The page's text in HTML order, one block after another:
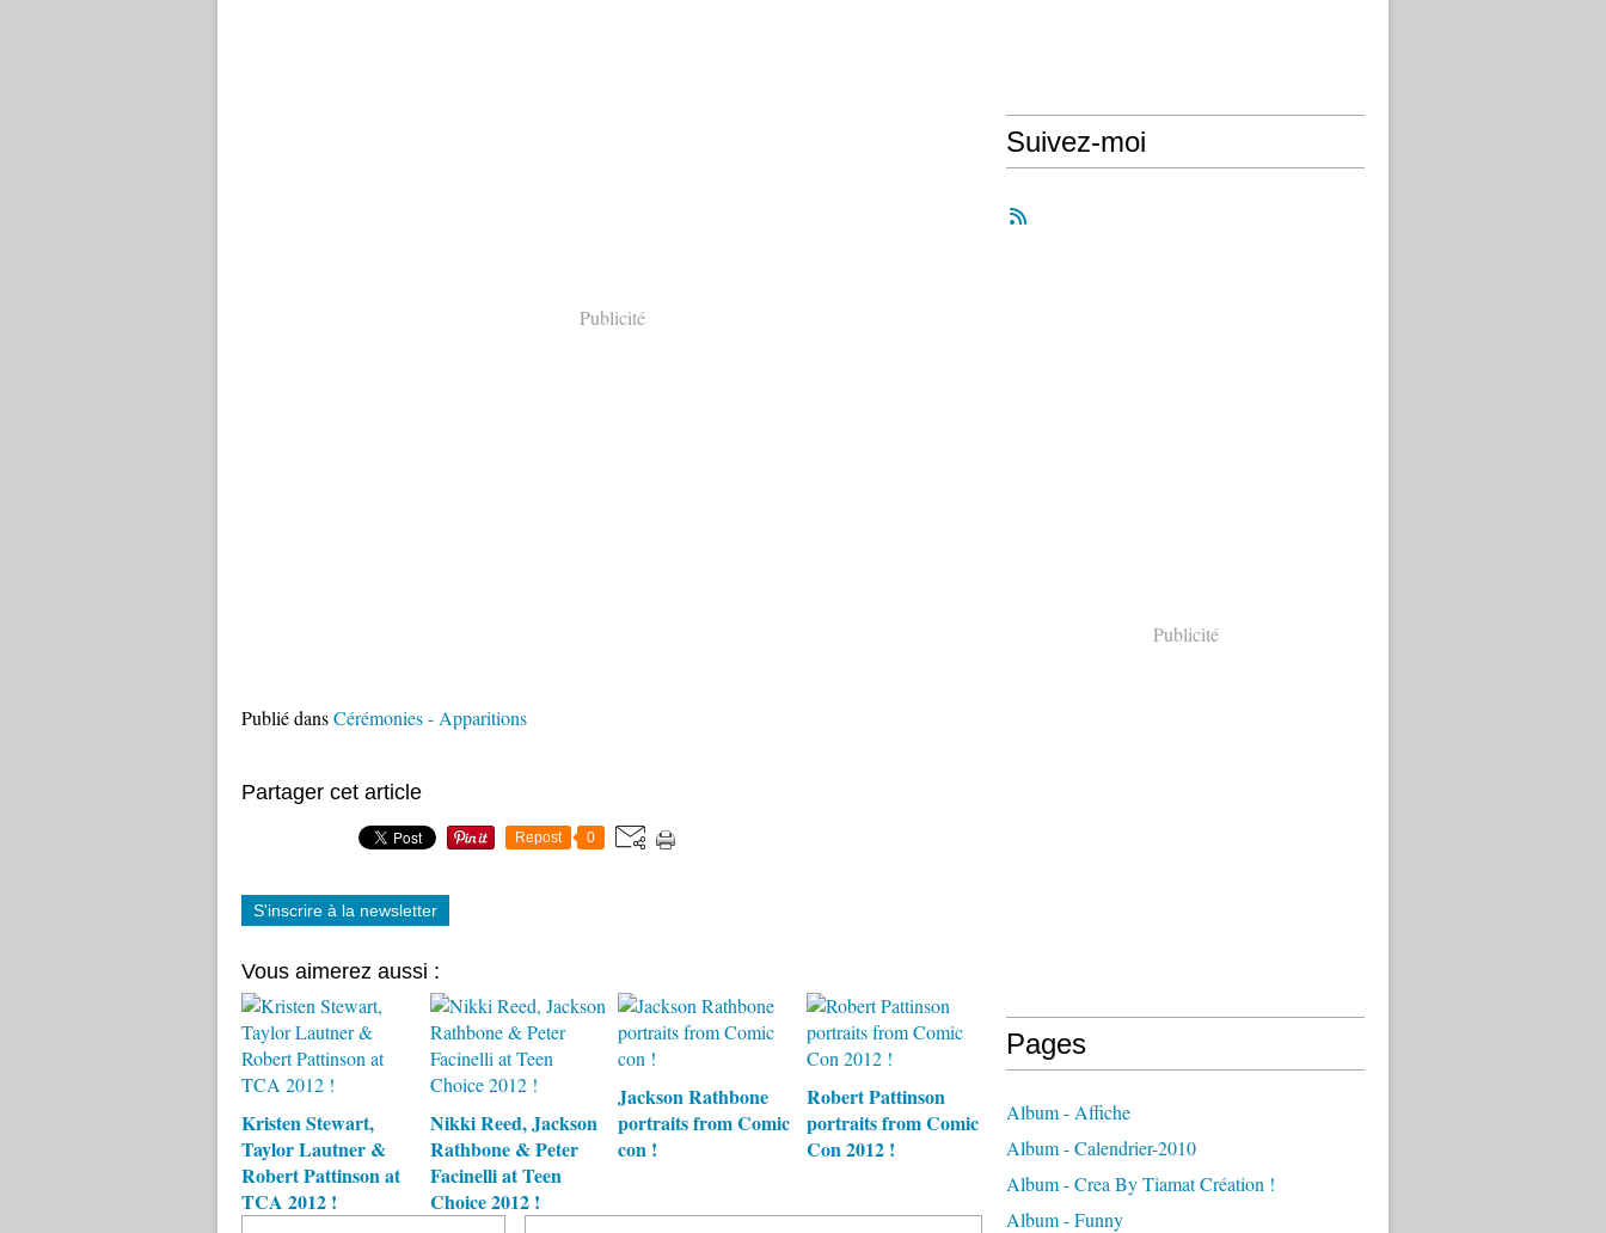
Publicité
Publié dansCérémonies - Apparitions
Partager cet article
Repost 0
S'inscrire à la newsletter
Vous aimerez aussi :
Kristen Stewart,
Taylor Lautner &
Robert Pattinson at
TCA 2012 !
Nikki Reed, Jackson
Rathbone & Peter
Facinelli at Teen
Choice 2012 !
Jackson Rathbone
portraits from Comic
con !
Robert Pattinson
portraits from Comic
Con 2012 !
Suivez-moi
Publicité
Pages
Album - Affiche
Album - Calendrier-2010
Album - Crea By Tiamat Création !
Album - Funny